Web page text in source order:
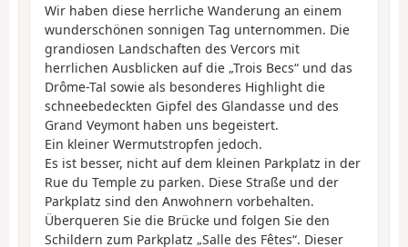
Wir haben diese herrliche Wanderung an einem
wunderschönen sonnigen Tag unternommen. Die
grandiosen Landschaften des Vercors mit
herrlichen Ausblicken auf die „Trois Becs“ und das
Drôme-Tal sowie als besonderes Highlight die
schneebedeckten Gipfel des Glandasse und des
Grand Veymont haben uns begeistert.
Ein kleiner Wermutstropfen jedoch.
Es ist besser, nicht auf dem kleinen Parkplatz in der
Rue du Temple zu parken. Diese Straße und der
Parkplatz sind den Anwohnern vorbehalten.
Überqueren Sie die Brücke und folgen Sie den
Schildern zum Parkplatz „Salle des Fêtes“. Dieser